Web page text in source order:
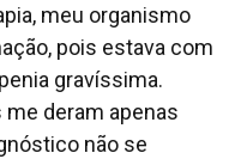
meu organismo
pois estava com
gravíssima.
deram apenas
não se